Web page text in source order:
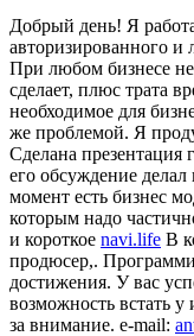
Добрый день! Я
авторизированного
При любом бизнесе
сделает, плюс трата
необходимое для
же проблемой. Я
Сделана презентация
его обсуждение
момент есть бизнес
которым надо
и короткое navi.life В
продюсер,.
достижения. У вас
возможность встать
за внимание. e-mail: